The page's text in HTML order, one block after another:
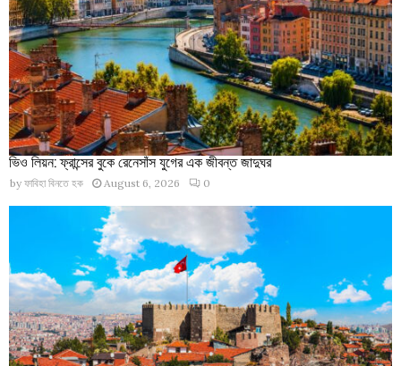
ভিও লিয়ন: ফ্রান্সের বুকে রেনেসাঁস যুগের এক জীবন্ত জাদুঘর
by ফাবিহা বিনতে হক August 6, 2026 0